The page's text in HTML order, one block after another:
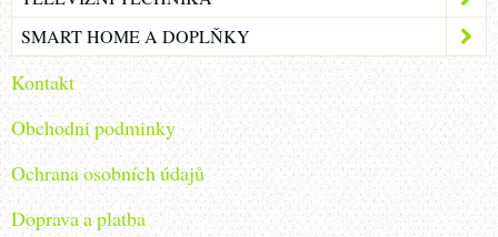
SMART HOME A DOPLŇKY
Kontakt
Obchodni podminky
Ochrana osobních údajů
Doprava a platba